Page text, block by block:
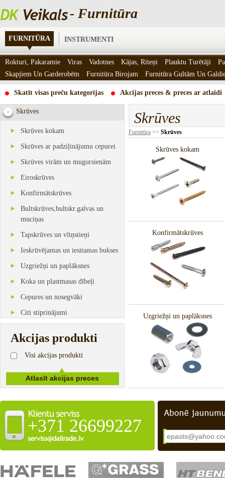
- Furnitūra
FURNITŪRA INSTRUMENTI
Skatīt visas preču kategorijas Akcijas preces & preces ar atlaidi
Skrūves
Skrūves kokam
Skrūves ar padziļinājumu cepurei
Skrūves virām un mugursienām
Eiroskrūves
Konfirmātskrūves
Bultskrūves,bultskr.galvas un
muciņas
Tapskrūves un vītņstieņi
Ieskrūvējamas un iesitamas bukses
Uzgriežņi un paplāksnes
Koka un plastmasas dībeļi
Cepures un nosegvāki
Citi stiprinājumi
Akcijas produkti
Visi akcijas produkti
Skrūves
Furnitūra >> Skrūves
Skrūves kokam
Konfirmātskrūves
Uzgriežņi un paplāksnes
+371 26699227
Rokturi, Pakaramie Viras Vadotnes Kājas, Riteņi Plauktu Turētāji
Skapjiem Un Garderobēm
Furnitūra Birojam Furnitūra Gultām Un